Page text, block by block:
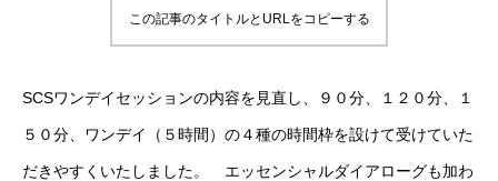
この記事のタイトルとURLをコピーする
SCSワンデイセッションの内容を見直し、９０分、１２０分、１
５０分、ワンデイ（５時間）の４種の時間枠を設けて受けていた
だきやすくいたしました。 エッセンシャルダイアローグも加わ